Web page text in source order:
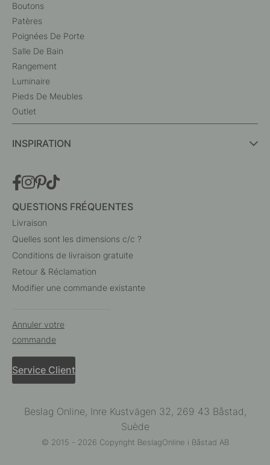
Boutons
Patères
Poignées De Porte
Salle De Bain
Rangement
Luminaire
Pieds De Meubles
Outlet
INSPIRATION
QUESTIONS FRÉQUENTES
Livraison
Quelles sont les dimensions c/c ?
Conditions de livraison gratuite
Retour & Réclamation
Modifier une commande existante
Annuler votre
commande
Service Client
Beslag Online, Inre Kustvägen 32, 269 43 Båstad,
Suède
© 2015 - 2026 Copyright BeslagOnline i Båstad AB